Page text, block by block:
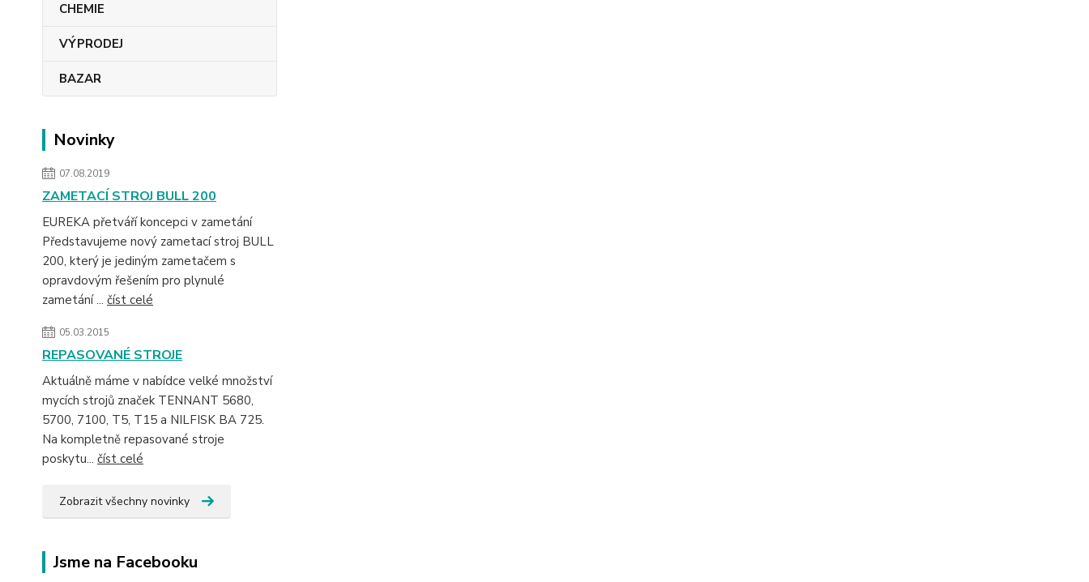
CHEMIE
VÝPRODEJ
BAZAR
Novinky
07.08.2019
ZAMETACÍ STROJ BULL 200
EUREKA přetváří koncepci v zametání
Představujeme nový zametací stroj BULL
200, který je jediným zametačem s
opravdovým řešením pro plynulé
zametání ... číst celé
05.03.2015
REPASOVANÉ STROJE
Aktuálně máme v nabídce velké množství
mycích strojů značek TENNANT 5680,
5700, 7100, T5, T15 a NILFISK BA 725.
Na kompletně repasované stroje
poskytu... číst celé
Zobrazit všechny novinky
Jsme na Facebooku